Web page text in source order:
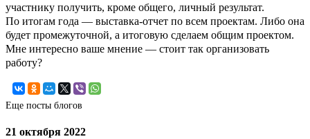
участнику получить, кроме общего, личный результат.
По итогам года — выставка-отчет по всем проектам. Либо она
будет промежуточной, а итоговую сделаем общим проектом.
Мне интересно ваше мнение — стоит так организовать
работу?
Еще посты блогов
21 октября 2022